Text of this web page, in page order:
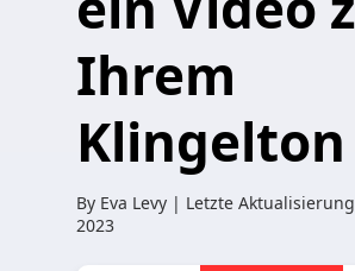
Ihrem
Klingelton
By Eva Levy | Letzte
2023